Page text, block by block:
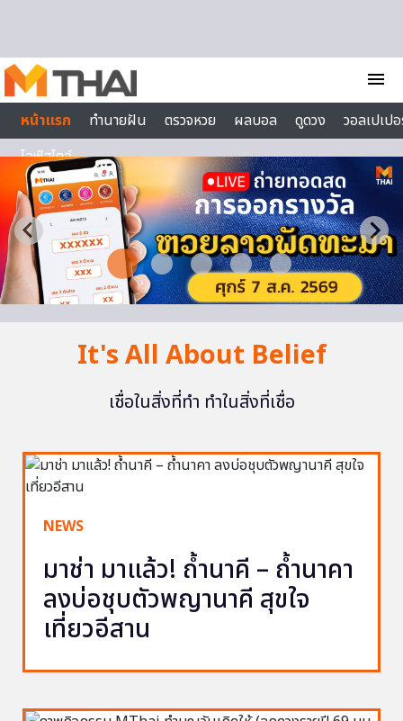
menu
หน้าแรก
ทำนายฝัน ตรวจหวย ผลบอล ดูดวง
วอลเปเป
ไลฟ์สไตล์
It's All About Belief
เชื่อในสิ่งที่ทำ ทำในสิ่งที่เชื่อ
NEWS
มาช่า มาแล้ว! ถ้ำนาคี – ถ้ำนาคา
ลงบ่อชุบตัวพญานาคี สุขใจ
เที่ยวอีสาน